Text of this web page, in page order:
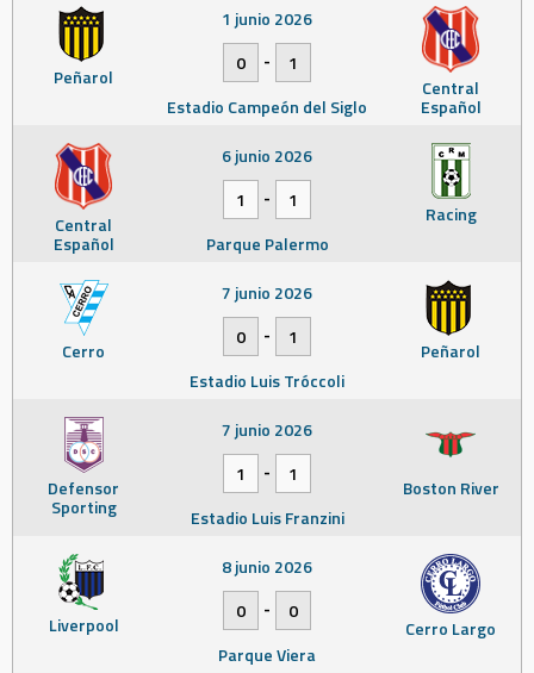
Peñarol Central
Español
1 junio 2026
0
-
1
Estadio Campeón del Siglo
Central
Español
Racing
6 junio 2026
1
-
1
Parque Palermo
Cerro Peñarol
7 junio 2026
0
-
1
Estadio Luis Tróccoli
Defensor
Sporting
Boston River
7 junio 2026
1
-
1
Estadio Luis Franzini
Liverpool Cerro Largo
8 junio 2026
0
-
0
Parque Viera